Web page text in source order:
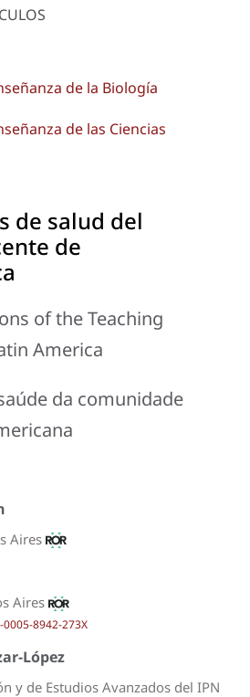
de la Biología
de las Ciencias
de salud del
de
of the Teaching
America
da comunidade
Aires
Aires
8942-273X
López
y de Estudios Avanzados del IPN